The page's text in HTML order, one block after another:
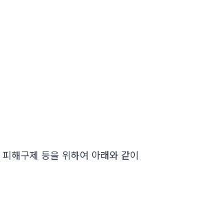
해구제 등을 위하여 아래와 같이